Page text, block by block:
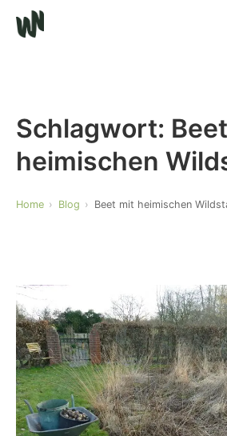
Schlagwort:
heimischen
Home Blog Beet mit heimischen